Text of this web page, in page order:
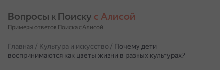
Вопросы к Поиску с Алисой
Примеры ответов Поиска с Алисой
Главная / Культура и искусство / Почему дети
воспринимаются как цветы жизни в разных культурах?